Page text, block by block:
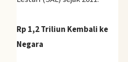
‎Rp 1,2 Triliun Kembali ke
Negara